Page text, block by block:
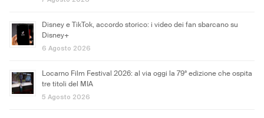
Disney e TikTok, accordo storico: i video dei fan sbarcano su
Disney+
6 Agosto 2026
Locarno Film Festival 2026: al via oggi la 79ª edizione che ospita
tre titoli del MIA
5 Agosto 2026